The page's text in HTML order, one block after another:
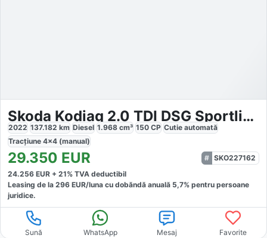
Skoda Kodiaq 2.0 TDI DSG Sportline
2022 137.182 km Diesel 1.968 cm³ 150 CP Cutie automată
Tracțiune 4x4 (manual)
29.350 EUR
SKO227162
24.256 EUR + 21% TVA deductibil
Leasing de la 296 EUR/luna cu dobăndă anuală 5,7% pentru persoane
juridice.
Sună WhatsApp Mesaj Favorite